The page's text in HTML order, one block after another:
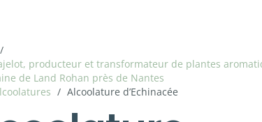
/
producteur et transformateur de plantes
de Land Rohan près de Nantes
/ Alcoolature d’Echinacée